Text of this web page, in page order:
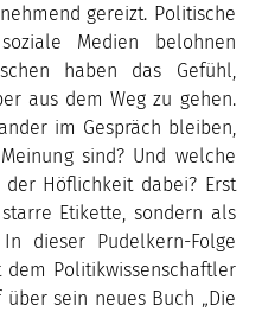
gereizt. Politische
Medien belohnen
haben das Gefühl,
aus dem Weg zu gehen.
im Gespräch bleiben,
sind? Und welche
Höflichkeit dabei? Erst
Etikette, sondern als
dieser Pudelkern-Folge
Politikwissenschaftler
sein neues Buch „Die